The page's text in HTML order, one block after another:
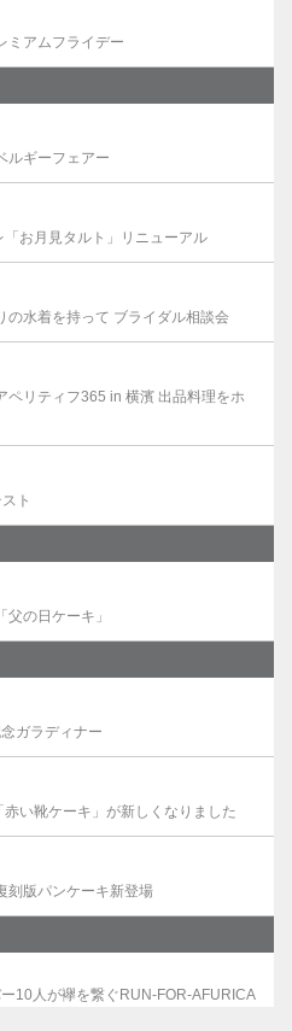
ミアムフライデー
ルギーフェアー
お月見タルト」リニューアル
の水着を持って ブライダル相談会
ペリティフ365 in 横濱 出品料理をホ
ト
の日ケーキ」
ガラディナー
い靴ケーキ」が新しくなりました
刻版パンケーキ新登場
10人が襷を繋ぐRUN-FOR-AFURICA